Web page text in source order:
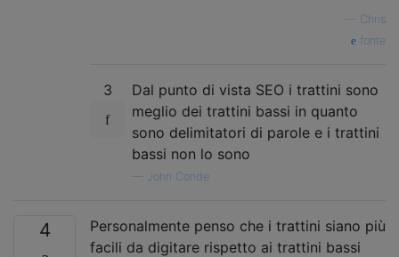
Chris
fonte
3
Dal punto di vista SEO i trattini sono
meglio dei trattini bassi in quanto
sono delimitatori di parole e i trattini
bassi non lo sono
John Conde
4
Personalmente penso che i trattini siano più
facili da digitare rispetto ai trattini bassi